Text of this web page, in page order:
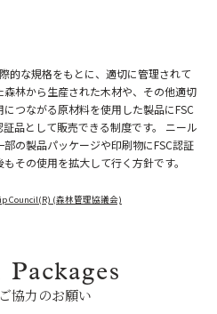
的な規格をもとに、適切に管理されて
森林から生産された木材や、その他適切
つながる原材料を使用した製品にFSC
証品として販売できる制度です。 ニール
部の製品パッケージや印刷物にFSC認証
その使用を拡大して行く方針です。
Council(R) (森林管理協議会)
協力のお願い